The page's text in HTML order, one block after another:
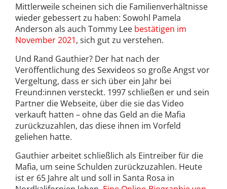
Mittlerweile scheinen sich die Familienverhältnisse
wieder gebessert zu haben: Sowohl Pamela
Anderson als auch Tommy Lee bestätigen im
November 2021, sich gut zu verstehen.
Und Rand Gauthier? Der hat nach der
Veröffentlichung des Sexvideos so große Angst vor
Vergeltung, dass er sich über ein Jahr bei
Freund:innen versteckt. 1997 schließen er und sein
Partner die Webseite, über die sie das Video
verkauft hatten – ohne das Geld an die Mafia
zurückzuzahlen, das diese ihnen im Vorfeld
geliehen hatte.
Gauthier arbeitet schließlich als Eintreiber für die
Mafia, um seine Schulden zurückzuzahlen. Heute
ist er 65 Jahre alt und soll in Santa Rosa in